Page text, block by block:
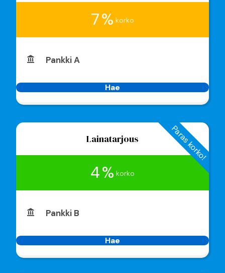
7 % korko
Pankki A
Hae
Paras korko!
Lainatarjous
4 % korko
Pankki B
Hae